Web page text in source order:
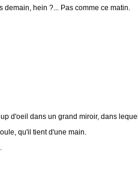
hein ?... Pas comme ce matin.
d'oeil dans un grand miroir, dans
qu'il tient d'une main.